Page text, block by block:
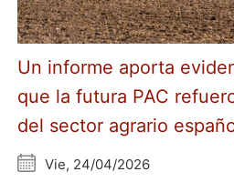
Un informe aporta
que la futura PAC
del sector agrario
Vie, 24/04/2026